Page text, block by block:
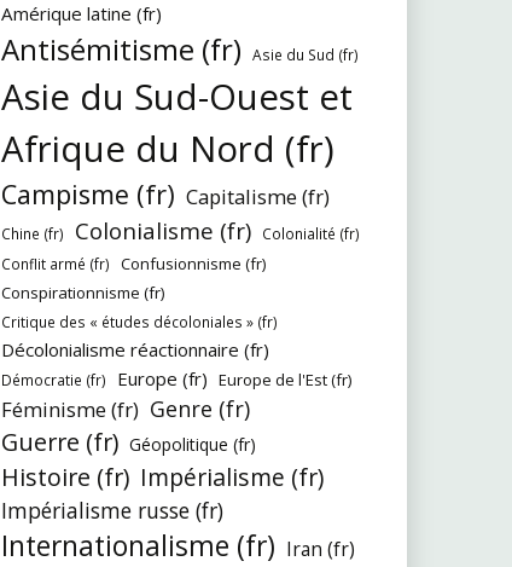
Amérique latine (fr)
Antisémitisme (fr) Asie du Sud (fr)
Asie du Sud-Ouest et
Afrique du Nord (fr)
Campisme (fr) Capitalisme (fr)
Chine (fr) Colonialisme (fr)
Colonialité (fr)
Conflit armé (fr)
Confusionnisme (fr)
Conspirationnisme (fr)
Critique des « études décoloniales » (fr)
Décolonialisme réactionnaire (fr)
Démocratie (fr) Europe (fr) Europe de l'Est (fr)
Féminisme (fr) Genre (fr)
Guerre (fr) Géopolitique (fr)
Histoire (fr) Impérialisme (fr)
Impérialisme russe (fr)
Internationalisme (fr) Iran (fr)